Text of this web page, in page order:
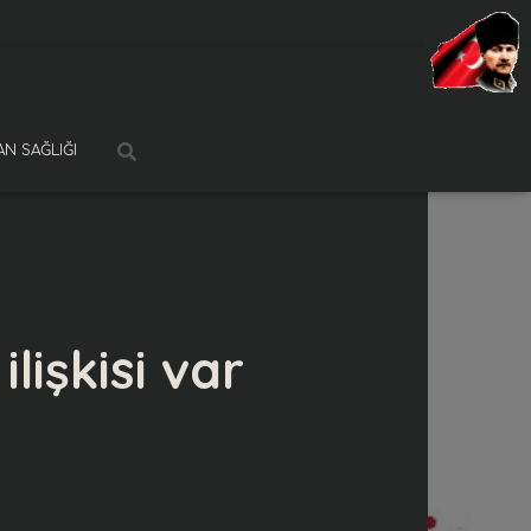
SAĞLIĞI
ilişkisi var